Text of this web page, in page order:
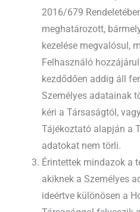
2016/679
meghatározott,
kezelése megvalósul,
Felhasználó
kezdődően addig áll
Személyes adatainak
kéri a Társaságtól,
Tájékoztató alapján a
adatokat nem törli.
Érintettek mindazok a
akiknek a Személyes
ideértve különösen a